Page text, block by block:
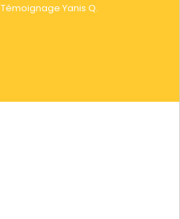
Témoignage Yanis Q.